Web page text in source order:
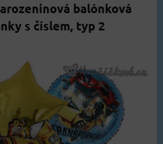
balónková
s číslem, typ 2